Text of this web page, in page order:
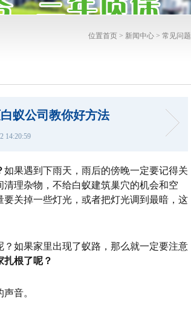
位置首页 > 新闻中心 > 常见问题
蚁公司教你好方法
14:20:59
如果遇到下雨天，雨后的傍晚一定要记得关
理杂物，不给白蚁建筑巢穴的机会和空
关掉一些灯光，或者把灯光调到最暗，这
如果家里出现了蚁路，那么就一定要注意
扎根了呢？
音。